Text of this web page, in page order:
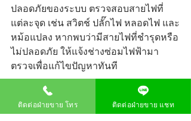
ปลอดภัยของระบบ ตรวจสอบสายไฟที่
แต่ละจุด เช่น สวิตช์ ปลั๊กไฟ หลอดไฟ และ
หม้อแปลง หากพบว่ามีสายไฟที่ชำรุดหรือ
ไม่ปลอดภัย ให้แจ้งช่างซ่อมไฟฟ้ามา
ตรวจเพื่อแก้ไขปัญหาทันที
ติดต่อฝ่ายขาย โทร ติดต่อฝ่ายขาย แชท